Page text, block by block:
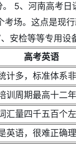
5、河南高考
考场。这点是现
安检等等专用设
高考英语
计多，标准体系
训周期最高十二年
汇量四千五百个
英语，很难正确